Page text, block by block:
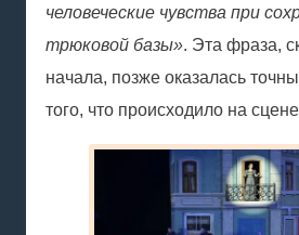
человеческие чувства при
трюковой базы». Эта фраза,
начала, позже оказалась
того, что происходило на